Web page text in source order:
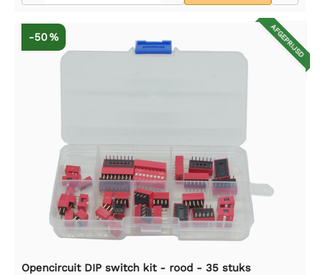
AFGEPRIJSD
-50 %
Opencircuit DIP switch kit - rood - 35 stuks